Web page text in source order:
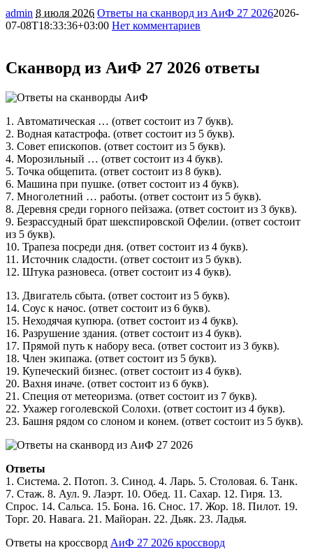
admin 8 июля 2026 Ответы на сканворд из АиФ 27 20262026-
07-08T18:33:36+03:00 Нет комментариев
Сканворд из АиФ 27 2026 ответы
1. Автоматическая … (ответ состоит из 7 букв).
2. Водная катастрофа. (ответ состоит из 5 букв).
3. Совет епископов. (ответ состоит из 5 букв).
4. Морозильный … (ответ состоит из 4 букв).
5. Точка общепита. (ответ состоит из 8 букв).
6. Машина при пушке. (ответ состоит из 4 букв).
7. Многолетний … работы. (ответ состоит из 5 букв).
8. Деревня среди горного пейзажа. (ответ состоит из 3 букв).
9. Безрассудный брат шекспировской Офелии. (ответ состоит
из 5 букв).
10. Трапеза посреди дня. (ответ состоит из 4 букв).
11. Источник сладости. (ответ состоит из 5 букв).
12. Штука разновеса. (ответ состоит из 4 букв).
13. Двигатель сбыта. (ответ состоит из 5 букв).
14. Соус к начос. (ответ состоит из 6 букв).
15. Неходячая купюра. (ответ состоит из 4 букв).
16. Разрушение здания. (ответ состоит из 4 букв).
17. Прямой путь к набору веса. (ответ состоит из 3 букв).
18. Член экипажа. (ответ состоит из 5 букв).
19. Купеческий бизнес. (ответ состоит из 4 букв).
20. Вахня иначе. (ответ состоит из 6 букв).
21. Специя от метеоризма. (ответ состоит из 7 букв).
22. Ухажер гоголевской Солохи. (ответ состоит из 4 букв).
23. Башня рядом со слоном и конем. (ответ состоит из 5 букв).
Ответы
1. Система. 2. Потоп. 3. Синод. 4. Ларь. 5. Столовая. 6. Танк.
7. Стаж. 8. Аул. 9. Лаэрт. 10. Обед. 11. Сахар. 12. Гиря. 13.
Спрос. 14. Сальса. 15. Бона. 16. Снос. 17. Жор. 18. Пилот. 19.
Торг. 20. Навага. 21. Майоран. 22. Дьяк. 23. Ладья.
Ответы на кроссворд АиФ 27 2026 кроссворд